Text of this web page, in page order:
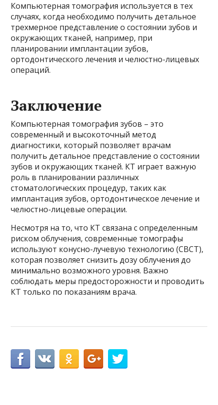
Компьютерная томография используется в тех
случаях, когда необходимо получить детальное
трехмерное представление о состоянии зубов и
окружающих тканей, например, при
планировании имплантации зубов,
ортодонтического лечения и челюстно-лицевых
операций.
Заключение
Компьютерная томография зубов – это
современный и высокоточный метод
диагностики, который позволяет врачам
получить детальное представление о состоянии
зубов и окружающих тканей. КТ играет важную
роль в планировании различных
стоматологических процедур, таких как
имплантация зубов, ортодонтическое лечение и
челюстно-лицевые операции.
Несмотря на то, что КТ связана с определенным
риском облучения, современные томографы
используют конусно-лучевую технологию (CBCT),
которая позволяет снизить дозу облучения до
минимально возможного уровня. Важно
соблюдать меры предосторожности и проводить
КТ только по показаниям врача.